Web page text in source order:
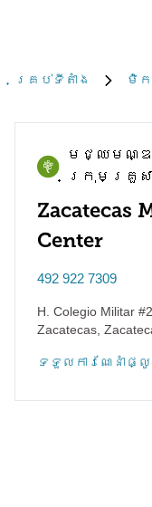
គ្រប់​ទីតាំង ម៉ិ
មជ្ឈមណ្ឌ
ក្រុមគ្រួស
Zacatecas
Center
492 922 7309
H. Colegio Militar
Zacatecas
ទទួល​ការណែនាំ​ផ្